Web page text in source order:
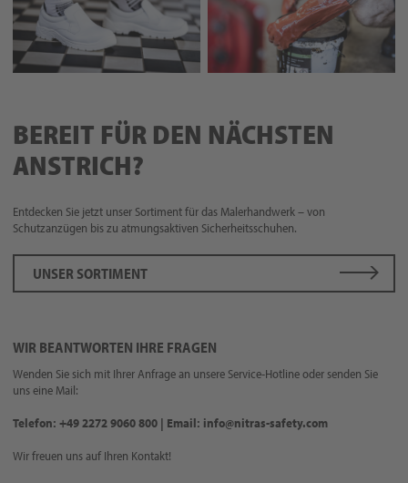
BEREIT FÜR DEN NÄCHSTEN
ANSTRICH?
Entdecken Sie jetzt unser Sortiment für das Malerhandwerk – von
Schutzanzügen bis zu atmungsaktiven Sicherheitsschuhen.
UNSER SORTIMENT
WIR BEANTWORTEN IHRE FRAGEN
Wenden Sie sich mit Ihrer Anfrage an unsere Service-Hotline oder senden Sie
uns eine Mail:
Telefon: +49 2272 9060 800 | Email: info@nitras-safety.com
Wir freuen uns auf Ihren Kontakt!